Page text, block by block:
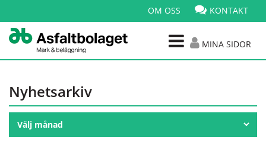
OM OSS KONTAKT
MINA SIDOR
Nyhetsarkiv